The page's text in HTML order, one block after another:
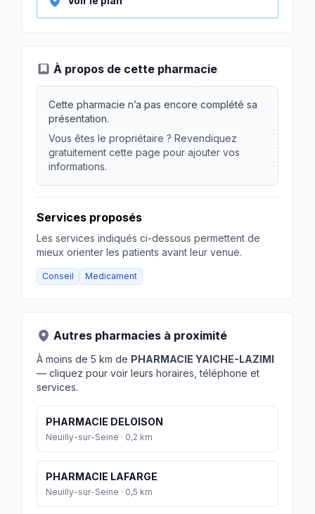
À propos de cette pharmacie
Cette pharmacie n’a pas encore complété sa
présentation.
Vous êtes le propriétaire ? Revendiquez
gratuitement cette page pour ajouter vos
informations.
Services proposés
Les services indiqués ci-dessous permettent de
mieux orienter les patients avant leur venue.
Conseil Medicament
Autres pharmacies à proximité
À moins de 5 km de PHARMACIE YAICHE-LAZIMI
— cliquez pour voir leurs horaires, téléphone et
services.
PHARMACIE DELOISON
Neuilly-sur-Seine · 0,2 km
PHARMACIE LAFARGE
Neuilly-sur-Seine · 0,5 km